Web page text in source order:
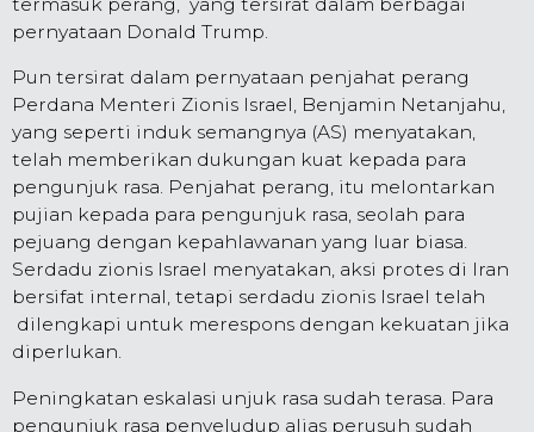
pernyataan Donald Trump.
Pun tersirat dalam pernyataan penjahat perang
Perdana Menteri Zionis Israel, Benjamin Netanjahu,
yang seperti induk semangnya (AS) menyatakan,
telah memberikan dukungan kuat kepada para
pengunjuk rasa. Penjahat perang, itu melontarkan
pujian kepada para pengunjuk rasa, seolah para
pejuang dengan kepahlawanan yang luar biasa.
Serdadu zionis Israel menyatakan, aksi protes di Iran
bersifat internal, tetapi serdadu zionis Israel telah
dilengkapi untuk merespons dengan kekuatan jika
diperlukan.
Peningkatan eskalasi unjuk rasa sudah terasa. Para
pengunjuk rasa penyeludup alias perusuh sudah